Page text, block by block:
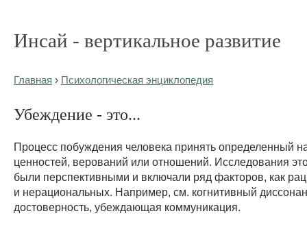
Инсай - вертикальное развитие
Главная › Психологическая энциклопедия
Убеждение - это...
Процесс побуждения человека принять определенный
ценностей, верований или отношений. Исследования
были перспективными и включали ряд факторов, как
и нерациональных. Например, см. когнитивный
достоверность, убеждающая коммуникация.